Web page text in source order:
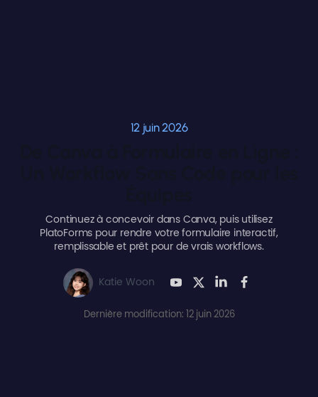
12 juin 2026
Continuez à concevoir dans Canva, puis utilisez
PlatoForms pour rendre votre formulaire interactif,
remplissable et prêt pour de vrais workflows.
Katie Woon
Dernière modification: 12 juin 2026